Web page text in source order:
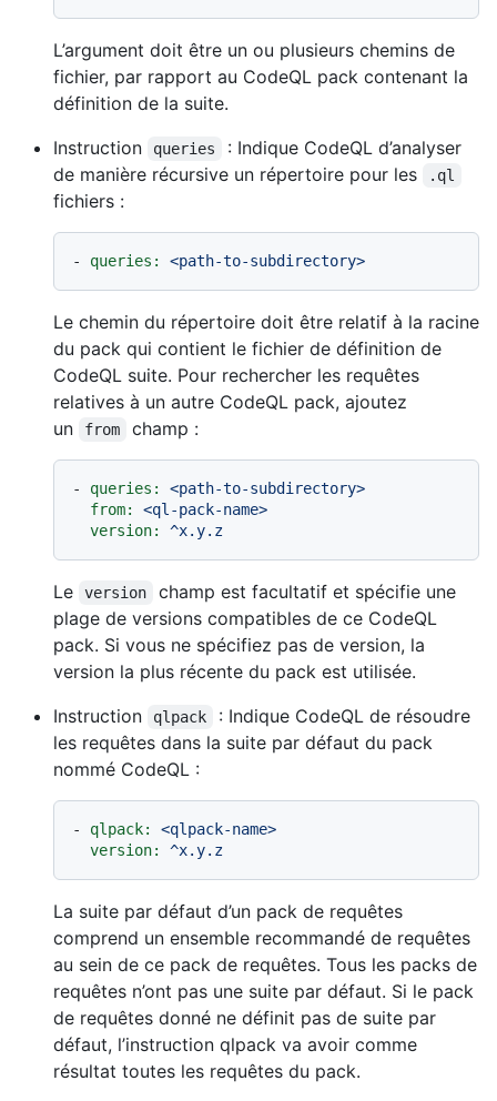
L’argument doit être un ou plusieurs chemins de
fichier, par rapport au CodeQL pack contenant la
définition de la suite.
Instruction
queries
: Indique CodeQL d’analyser
de manière récursive un répertoire pour les
.ql
fichiers :
- queries: <path-to-subdirectory>
Le chemin du répertoire doit être relatif à la racine
du pack qui contient le fichier de définition de
CodeQL suite. Pour rechercher les requêtes
relatives à un autre CodeQL pack, ajoutez
un
from champ :
- queries:
<path-to-subdirectory>
from:
<ql-pack-name>
version:
^x.y.z
Le version
champ est facultatif et spécifie une
plage de versions compatibles de ce CodeQL
pack. Si vous ne spécifiez pas de version, la
version la plus récente du pack est utilisée.
Instruction
qlpack
: Indique CodeQL de résoudre
les requêtes dans la suite par défaut du pack
nommé CodeQL :
- qlpack:
<qlpack-name>
version:
^x.y.z
La suite par défaut d’un pack de requêtes
comprend un ensemble recommandé de requêtes
au sein de ce pack de requêtes. Tous les packs de
requêtes n’ont pas une suite par défaut. Si le pack
de requêtes donné ne définit pas de suite par
défaut, l’instruction qlpack va avoir comme
résultat toutes les requêtes du pack.